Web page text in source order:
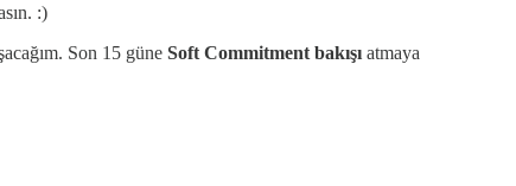
:)
Son 15 güne Soft Commitment bakışı atmaya